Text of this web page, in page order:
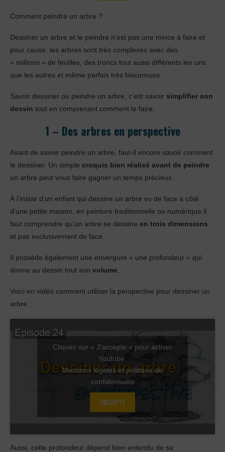
Comment peindre un arbre ?
Dessiner un arbre et le peindre n’est pas une mince à faire et
pour cause, les arbres sont très complexes avec des
« millions » de feuilles, des troncs tout aussi différents les uns
que les autres et même parfois très biscornues.
Savoir dessiner ou peindre un arbre, c’est savoir simplifier son
dessin tout en comprenant comment le faire.
1 – Des arbres en perspective
Avant de savoir peindre un arbre, faut-il encore savoir comment
le dessiner. Un simple croquis bien réalisé avant de peindre
un arbre peut vous faire gagner un temps précieux.
À l’instar d’un enfant qui dessine un arbre vu de face à côté
d’une petite maison, en peinture traditionnelle ou numérique il
faut comprendre qu’un arbre se dessine en trois dimensions
et pas exclusivement de face.
Il possède également une envergure « une profondeur » qui
donne au dessin tout son volume.
Voici en vidéo comment utiliser la perspective pour dessiner un
arbre :
Cliquez sur « J’accepte » pour activer
Youtube
Mentions légales et politique de
confidentialité
J’ACCEPTE
Aussi, cette profondeur dépend bien entendu de sa